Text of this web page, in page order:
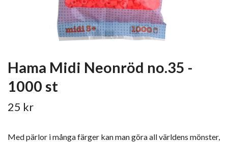
Hama Midi Neonröd no.35 -
1000 st
25 kr
Med pärlor i många färger kan man göra all världens mönster,